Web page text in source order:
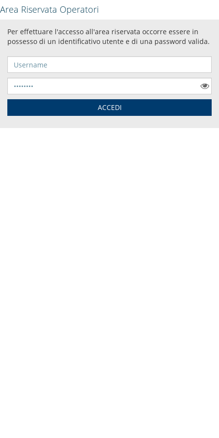
Area Riservata Operatori
Per effettuare l'accesso all'area riservata occorre essere in
possesso di un identificativo utente e di una password valida.
Username